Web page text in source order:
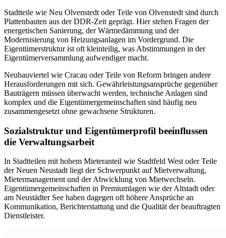
Stadtteile wie Neu Olvenstedt oder Teile von Olvenstedt sind durch
Plattenbauten aus der DDR-Zeit geprägt. Hier stehen Fragen der
energetischen Sanierung, der Wärmedämmung und der
Modernisierung von Heizungsanlagen im Vordergrund. Die
Eigentümerstruktur ist oft kleinteilig, was Abstimmungen in der
Eigentümerversammlung aufwendiger macht.
Neubauviertel wie Cracau oder Teile von Reform bringen andere
Herausforderungen mit sich. Gewährleistungsansprüche gegenüber
Bauträgern müssen überwacht werden, technische Anlagen sind
komplex und die Eigentümergemeinschaften sind häufig neu
zusammengesetzt ohne gewachsene Strukturen.
Sozialstruktur und Eigentümerprofil beeinflussen
die Verwaltungsarbeit
In Stadtteilen mit hohem Mieteranteil wie Stadtfeld West oder Teile
der Neuen Neustadt liegt der Schwerpunkt auf Mietverwaltung,
Mietermanagement und der Abwicklung von Mietwechseln.
Eigentümergemeinschaften in Premiumlagen wie der Altstadt oder
am Neustädter See haben dagegen oft höhere Ansprüche an
Kommunikation, Berichterstattung und die Qualität der beauftragten
Dienstleister.